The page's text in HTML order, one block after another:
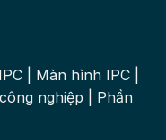
Màn hình IPC
nghiệp
Phần